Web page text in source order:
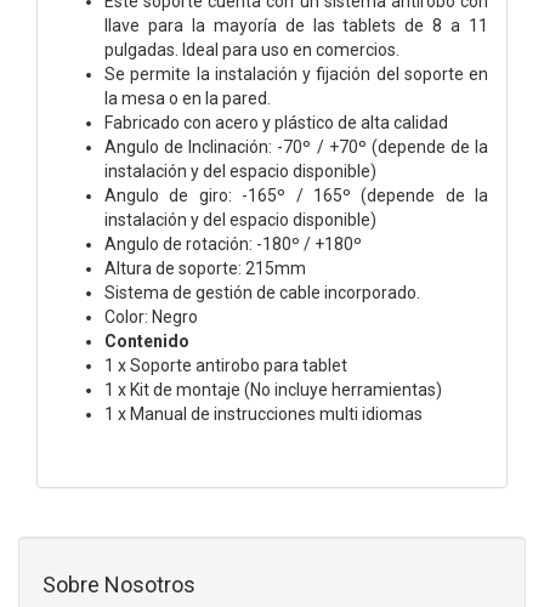
llave para la mayoría de las tablets de 8 a 11
pulgadas. Ideal para uso en comercios.
Se permite la instalación y fijación del soporte en
la mesa o en la pared.
Fabricado con acero y plástico de alta calidad
Angulo de Inclinación: -70º / +70º (depende de la
instalación y del espacio disponible)
Angulo de giro: -165º / 165º (depende de la
instalación y del espacio disponible)
Angulo de rotación: -180º / +180º
Altura de soporte: 215mm
Sistema de gestión de cable incorporado.
Color: Negro
Contenido
1 x Soporte antirobo para tablet
1 x Kit de montaje (No incluye herramientas)
1 x Manual de instrucciones multi idiomas
Sobre Nosotros